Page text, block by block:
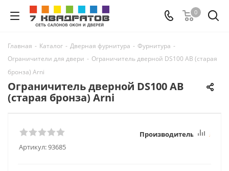
0
Главная - Каталог - Дверная фурнитура - Фурнитура -
Ограничители для двери - Ограничитель дверной DS100 AB (старая
бронза) Arni
Ограничитель дверной DS100 AB
(старая бронза) Arni
Артикул:93685
Производитель: Arni